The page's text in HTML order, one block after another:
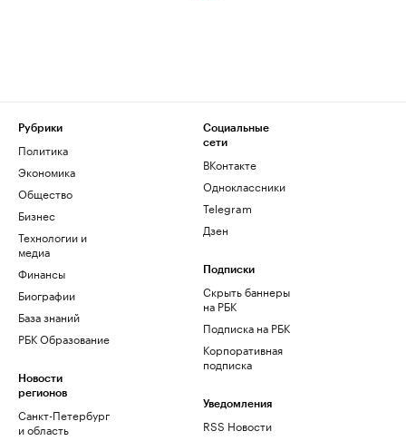
Рубрики
Политика
Экономика
Общество
Бизнес
Технологии и
медиа
Финансы
Биографии
База знаний
РБК Образование
Новости
регионов
Санкт-Петербург
и область
Социальные
сети
ВКонтакте
Одноклассники
Telegram
Дзен
Подписки
Скрыть баннеры
на РБК
Подписка на РБК
Корпоративная
подписка
Уведомления
RSS Новости